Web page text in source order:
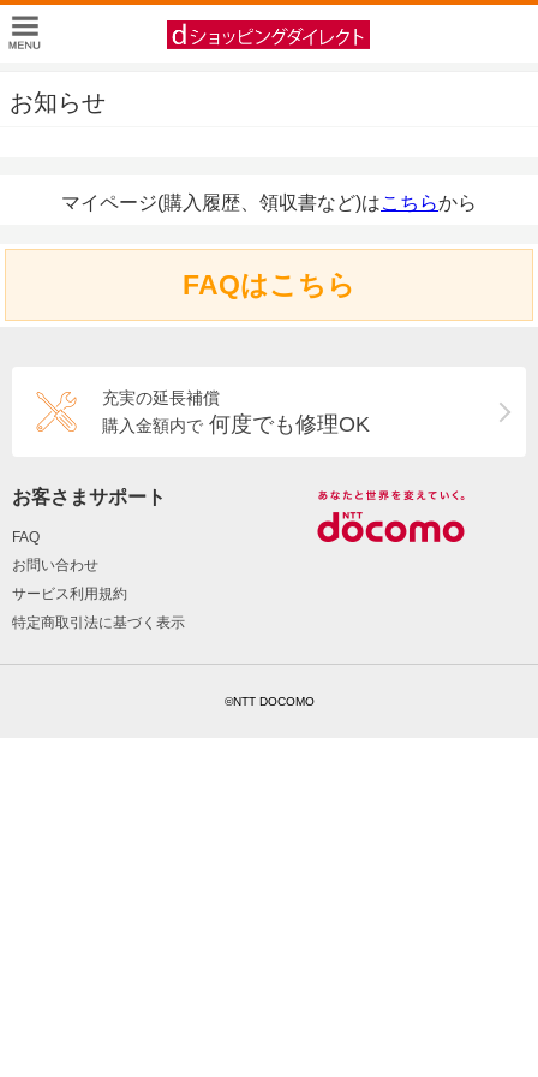
お知らせ
マイページ(購入履歴、領収書など)はこちらから
FAQはこちら
充実の延長補償
購入金額内で 何度でも修理OK
お客さまサポート
FAQ
お問い合わせ
サービス利用規約
特定商取引法に基づく表示
©NTT DOCOMO